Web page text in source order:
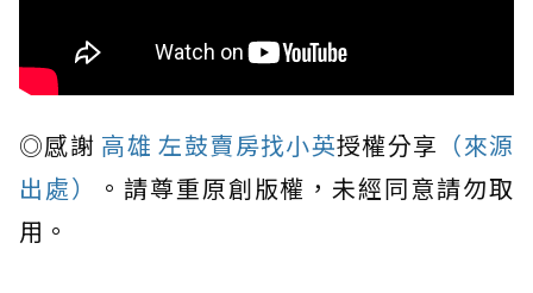
◎感謝 高雄 左鼓賣房找小英授權分享 （來源
出處）
。請尊重原創版權，未經同意請勿取
用。